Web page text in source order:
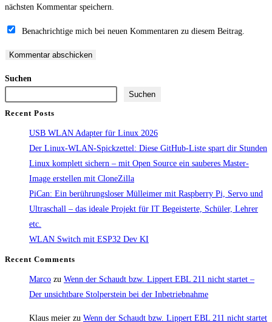
nächsten Kommentar speichern.
Benachrichtige mich bei neuen Kommentaren zu diesem Beitrag.
Suchen
Suchen
Recent Posts
USB WLAN Adapter für Linux 2026
Der Linux-WLAN-Spickzettel: Diese GitHub-Liste spart dir Stunden
Linux komplett sichern – mit Open Source ein sauberes Master-
Image erstellen mit CloneZilla
PiCan: Ein berührungsloser Mülleimer mit Raspberry Pi, Servo und
Ultraschall – das ideale Projekt für IT Begeisterte, Schüler, Lehrer
etc.
WLAN Switch mit ESP32 Dev KI
Recent Comments
Marco zu Wenn der Schaudt bzw. Lippert EBL 211 nicht startet –
Der unsichtbare Stolperstein bei der Inbetriebnahme
Klaus meier zu Wenn der Schaudt bzw. Lippert EBL 211 nicht startet